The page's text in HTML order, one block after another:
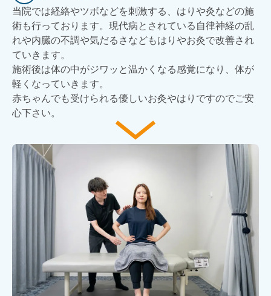
当院では経絡やツボなどを刺激する、はりや灸などの施
術も行っております。現代病とされている自律神経の乱
れや内臓の不調や気だるさなどもはりやお灸で改善され
ていきます。
施術後は体の中がジワッと温かくなる感覚になり、体が
軽くなっていきます。
赤ちゃんでも受けられる優しいお灸やはりですのでご安
心下さい。